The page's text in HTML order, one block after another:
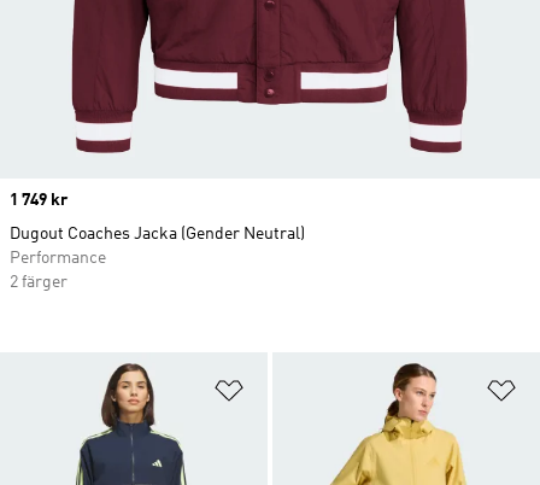
Lägg till på önskelistan
Price
1 749 kr
Dugout Coaches Jacka (Gender Neutral)
Performance
2 färger